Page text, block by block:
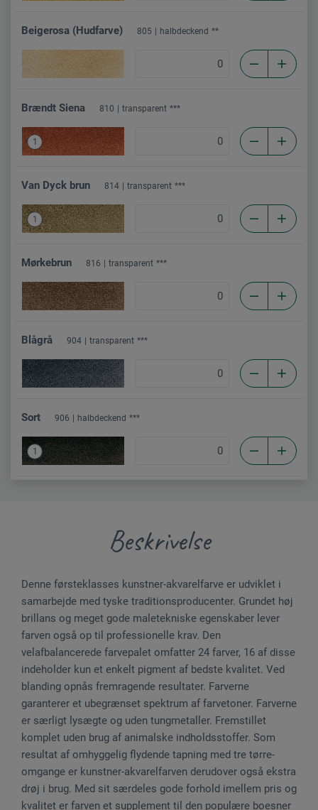
Beigerosa (Hudfarve) 805 halbdeckend **
Brændt Siena 810 transparent ***
1
Van Dyck brun 814 transparent ***
1
Mørkebrun 816 transparent ***
Blågrå 904 transparent ***
Sort 906 halbdeckend ***
1
Beskrivelse
Denne førsteklasses kunstner-akvarelfarve er udviklet i
samarbejde med tyske traditionsproducenter. Grundet høj
brillans og meget gode maletekniske egenskaber lever
farven også op til professionelle krav. Den
velafbalancerede farvepalet omfatter 24 farver, 16 af disse
indeholder kun et enkelt pigment af bedste kvalitet. Ved
blanding opnås fremragende resultater. Farverne
garanterer et ubegrænset spektrum af farvetoner. Farverne
er særligt lysægte og uden tungmetaller. Fremstillet
komplet uden brug af animalske indholdsstoffer. Som
resultat af omhyggelig flydende tapning med tre tørre-
omgange er kunstner-akvarelfarven derudover også ekstra
drøj i brug. Med sit særdeles gode forhold imellem pris og
kvalitet er farven et supplement til den populære boesner